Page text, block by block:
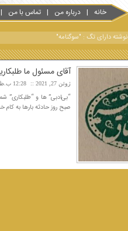
خانه درباره من تماس با من
نوشته دارای تگ : "سوگنامه"
آقای مسئول ما
ژوئن 27, 2021 12:28 ب.ظ
“بی‌ادبی‌” ها و “طلبکاری”
صبح روز حادثه بارها به کام